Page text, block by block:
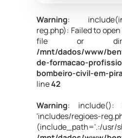
Warning:
reg.php): Failed to
file or
/mnt/dados/www/
de-formacao-
bombeiro-civil-em-
line42
Warning: include():
'includes/regioes-
(include_path='.:/